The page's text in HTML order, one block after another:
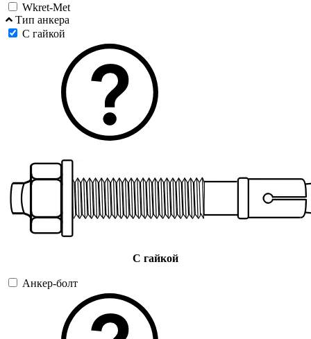
Wkret-Met
Тип анкера
С гайкой
С гайкой
Анкер-болт